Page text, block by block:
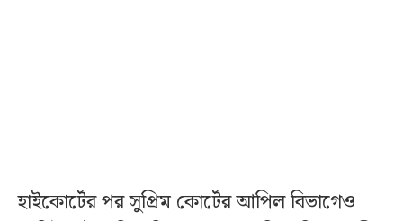
হাইকোর্টের পর সুপ্রিম কোর্টের আপিল বিভাগেও